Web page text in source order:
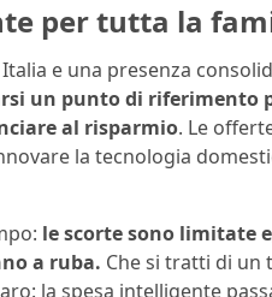
per tutta la
e una presenza
un punto di riferimento
al risparmio. Le
la tecnologia
le scorte sono limitate
a ruba. Che si tratti di un
la spesa intelligente